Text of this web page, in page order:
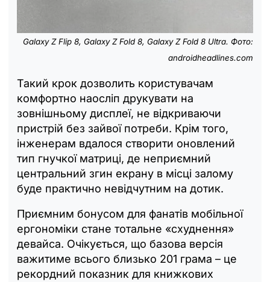
Galaxy Z Flip 8, Galaxy Z Fold 8, Galaxy Z Fold 8 Ultra. Фото:
androidheadlines.com
Такий крок дозволить користувачам
комфортно наосліп друкувати на
зовнішньому дисплеї, не відкриваючи
пристрій без зайвої потреби. Крім того,
інженерам вдалося створити оновлений
тип гнучкої матриці, де неприємний
центральний згин екрану в місці залому
буде практично невідчутним на дотик.
Приємним бонусом для фанатів мобільної
ергономіки стане тотальне «схуднення»
девайса. Очікується, що базова версія
важитиме всього близько 201 грама – це
рекордний показник для книжкових